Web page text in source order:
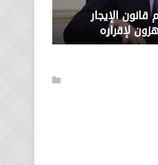
الإيجار
لإقراره
من
وزارة
الاجتماعي